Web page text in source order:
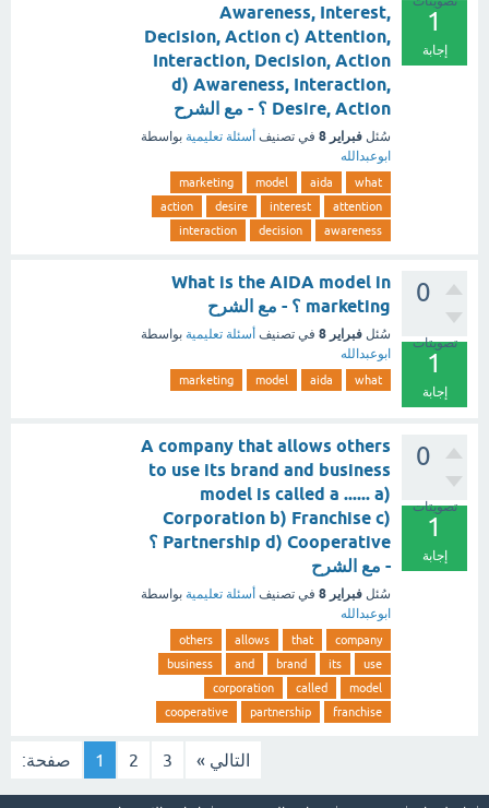
1
إجابة
Awareness, Interest,
Decision, Action c) Attention,
Interaction, Decision, Action
d) Awareness, Interaction,
Desire, Action ؟ - مع الشرح
سُئل فبراير 8 في تصنيف أسئلة تعليمية بواسطة
ابوعبدالله
what
aida
model
marketing
attention
interest
desire
action
awareness
decision
interaction
0
تصويتات
1
إجابة
What is the AIDA model in
marketing ؟ - مع الشرح
سُئل فبراير 8 في تصنيف أسئلة تعليمية بواسطة
ابوعبدالله
what
aida
model
marketing
0
تصويتات
1
إجابة
A company that allows others
to use its brand and business
model is called a ...... a)
Corporation b) Franchise c)
Partnership d) Cooperative ؟
- مع الشرح
سُئل فبراير 8 في تصنيف أسئلة تعليمية بواسطة
ابوعبدالله
company
that
allows
others
use
its
brand
and
business
model
called
corporation
franchise
partnership
cooperative
صفحة: 1 2 3 التالي »